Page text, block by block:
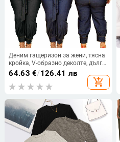
Деним гащеризон за жени, тясна
кройка, V-образно деколте, дълги
ръкави, еластична талия
64.63 €/126.41 лв
add_shopping_cart